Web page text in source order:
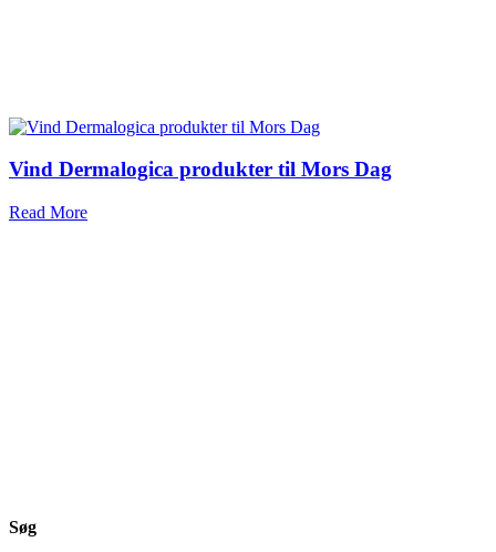
Vind Dermalogica produkter til Mors Dag
Read More
Søg